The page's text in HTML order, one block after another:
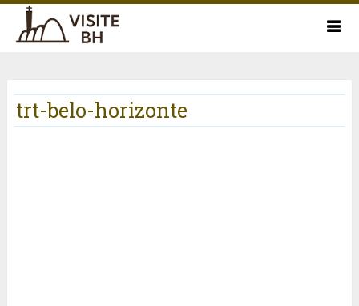
trt-belo-horizonte